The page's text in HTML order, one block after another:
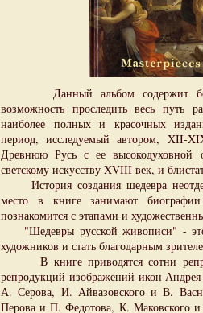
Данный альбом содержит
возможность проследить весь путь
наиболее полных и красочных
период, исследуемый автором, XII-
Древнюю Русь с ее высокодуховной
светскому искусству XVIII век, и
История создания шедевра
место в книге занимают
познакомится с этапами и
"Шедевры русской живописи" - это
художников и стать благодарным
В книге приводятся сотни
репродукций изображений икон
А. Серова, И. Айвазовского и В.
Перова и П. Федотова, К. Маковского